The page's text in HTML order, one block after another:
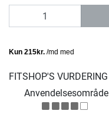
FITSHOP'S VURDERING
Anvendelsesområde